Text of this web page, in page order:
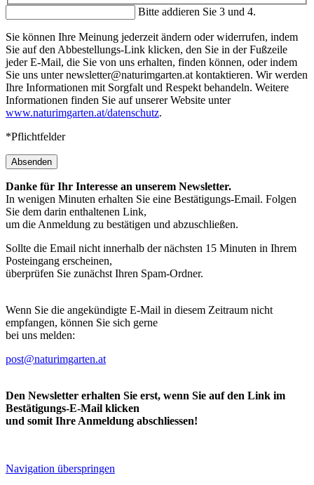
Bitte addieren Sie 3 und 4.
Sie können Ihre Meinung jederzeit ändern oder widerrufen, indem
Sie auf den Abbestellungs-Link klicken, den Sie in der Fußzeile
jeder E-Mail, die Sie von uns erhalten, finden können, oder indem
Sie uns unter newsletter@naturimgarten.at kontaktieren. Wir werden
Ihre Informationen mit Sorgfalt und Respekt behandeln. Weitere
Informationen finden Sie auf unserer Website unter
www.naturimgarten.at/datenschutz.
*Pflichtfelder
Absenden
Danke für Ihr Interesse an unserem Newsletter.
In wenigen Minuten erhalten Sie eine Bestätigungs-Email. Folgen
Sie dem darin enthaltenen Link,
um die Anmeldung zu bestätigen und abzuschließen.
Sollte die Email nicht innerhalb der nächsten 15 Minuten in Ihrem
Posteingang erscheinen,
überprüfen Sie zunächst Ihren Spam-Ordner.
Wenn Sie die angekündigte E-Mail in diesem Zeitraum nicht
empfangen, können Sie sich gerne
bei uns melden:
post@naturimgarten.at
Den Newsletter erhalten Sie erst, wenn Sie auf den Link im
Bestätigungs-E-Mail klicken
und somit Ihre Anmeldung abschliessen!
Navigation überspringen